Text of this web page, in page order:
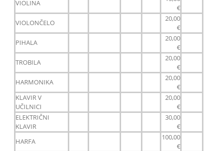
VIOLINA
€
VIOLONČELO
20,00
€
PIHALA
20,00
€
TROBILA
20,00
€
HARMONIKA
20,00
€
KLAVIR V
UČILNICI
20,00
€
ELEKTRIČNI
KLAVIR
30,00
€
HARFA
100,00
€